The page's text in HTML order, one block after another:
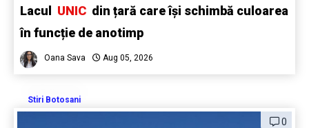
Lacul UNIC din țară care își schimbă culoarea
în funcție de anotimp
Oana Sava Aug 05, 2026
Stiri Botosani
0